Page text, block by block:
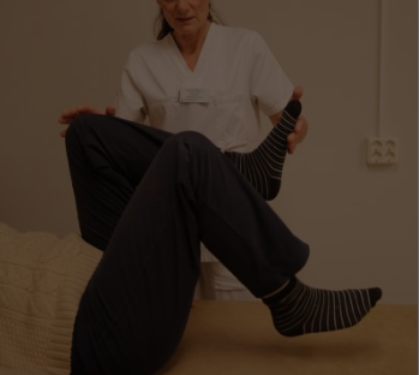
går inte att
välja bort. De
behövs för
över huvud
fungera.
För att vi ska
kunna
förbättra
hemsidans
funktionalitet